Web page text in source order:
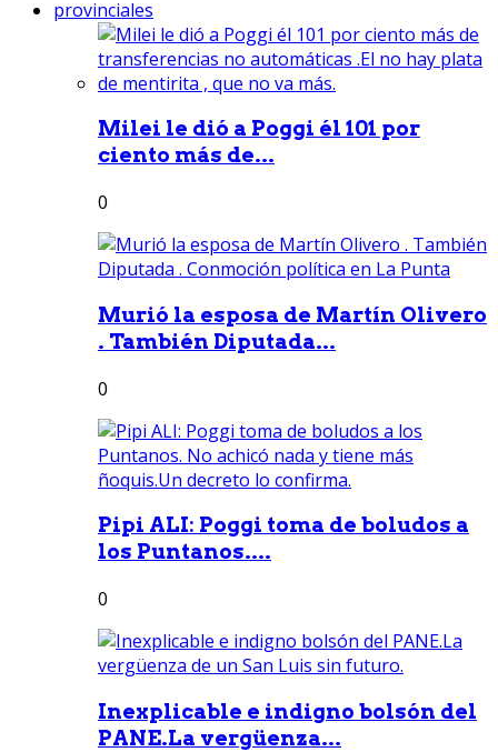
provinciales
Milei le dió a Poggi él 101 por
ciento más de...
0
Murió la esposa de Martín Olivero
. También Diputada...
0
Pipi ALI: Poggi toma de boludos a
los Puntanos....
0
Inexplicable e indigno bolsón del
PANE.La vergüenza...